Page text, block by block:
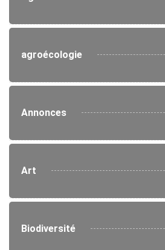
agroécologie
Annonces
Art
Biodiversité